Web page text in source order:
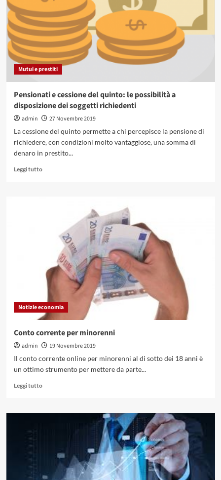
del
2019
Mutui e prestiti
Pensionati e cessione del quinto: le possibilità a
disposizione dei soggetti richiedenti
admin
27 Novembre 2019
La cessione del quinto permette a chi percepisce la pensione di
richiedere, con condizioni molto vantaggiose, una somma di
denaro in prestito...
Leggi tuttoLeggi
possibilità
disposizione
dei
soggetti
richiedenti
Notizie economia
Conto corrente per minorenni
admin
19 Novembre 2019
Il conto corrente online per minorenni al di sotto dei 18 anni è
un ottimo strumento per mettere da parte...
Leggi tuttoLeggi
su